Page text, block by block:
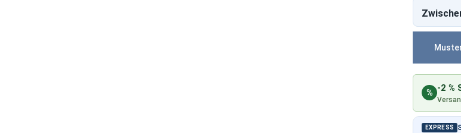
EXPRESS
% -2 %